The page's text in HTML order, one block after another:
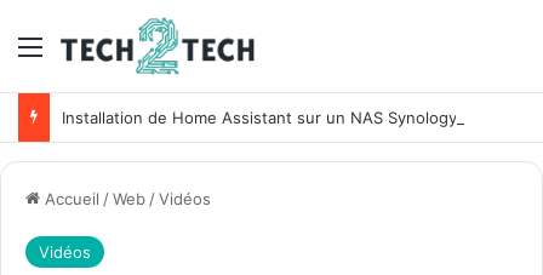
Menu
Installation de Home Assistant sur un NAS Synology
Accueil /Web/Vidéos
Vidéos